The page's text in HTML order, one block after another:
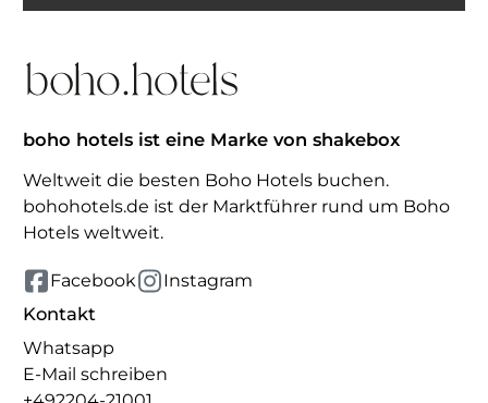
boho hotels ist eine Marke von shakebox
Weltweit die besten Boho Hotels buchen.
bohohotels.de ist der Marktführer rund um Boho
Hotels weltweit.
Facebook Instagram
Kontakt
Whatsapp
E-Mail schreiben